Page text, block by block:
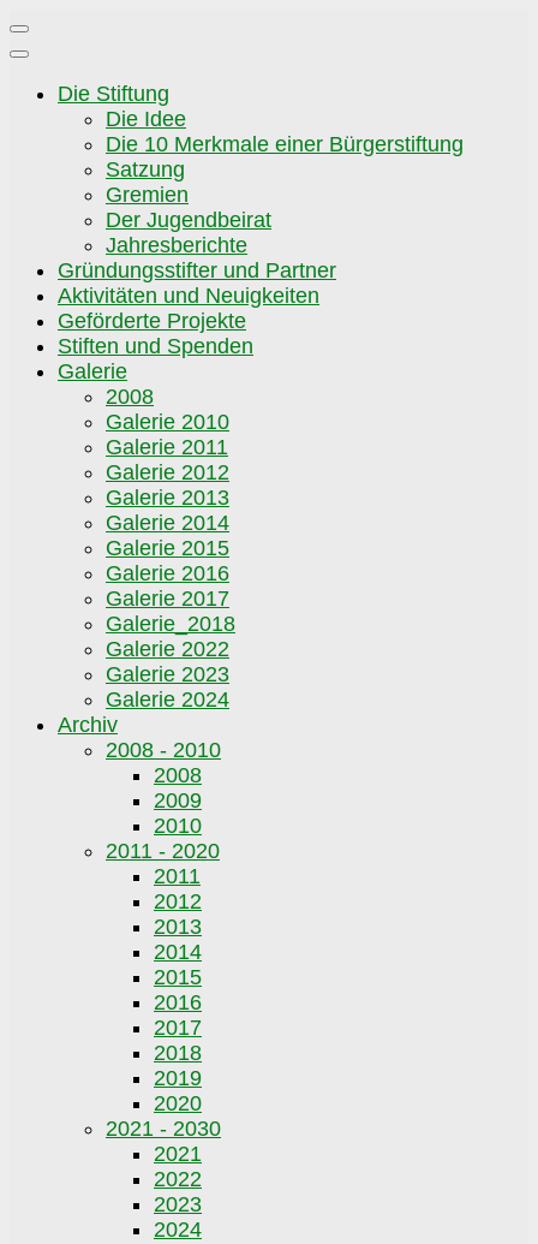
Zum
Inhalt
Die Stiftung
Die Idee
Die 10 Merkmale einer Bürgerstiftung
Satzung
Gremien
Der Jugendbeirat
Jahresberichte
Gründungsstifter und Partner
Aktivitäten und Neuigkeiten
Geförderte Projekte
Stiften und Spenden
Galerie
2008
Galerie 2010
Galerie 2011
Galerie 2012
Galerie 2013
Galerie 2014
Galerie 2015
Galerie 2016
Galerie 2017
Galerie_2018
Galerie 2022
Galerie 2023
Galerie 2024
Archiv
2008 - 2010
2008
2009
2010
2011 - 2020
2011
2012
2013
2014
2015
2016
2017
2018
2019
2020
2021 - 2030
2021
2022
2023
2024